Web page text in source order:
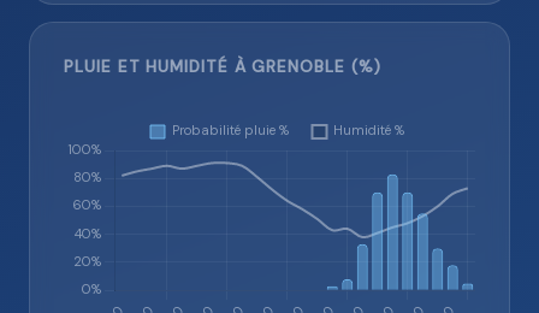
PLUIE ET HUMIDITÉ À GRENOBLE (%)